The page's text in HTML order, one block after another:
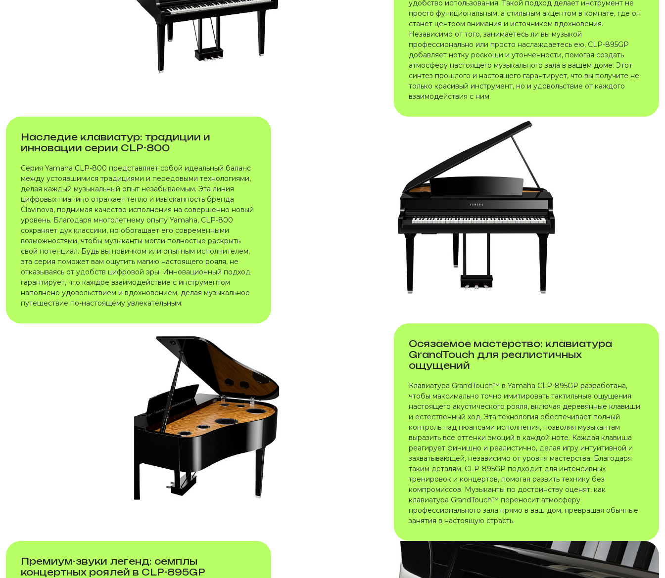
удобство использования. Такой подход делает инструмент не
просто функциональным, а стильным акцентом в комнате, где он
станет центром внимания и источником вдохновения.
Независимо от того, занимаетесь ли вы музыкой
профессионально или просто наслаждаетесь ею, CLP-895GP
добавляет нотку роскоши и утонченности, помогая создать
атмосферу настоящего музыкального зала в вашем доме. Этот
синтез прошлого и настоящего гарантирует, что вы получите не
только красивый инструмент, но и удовольствие от каждого
взаимодействия с ним.
Наследие клавиатур: традиции и
инновации серии CLP-800
Серия Yamaha CLP-800 представляет собой идеальный баланс
между устоявшимися традициями и передовыми технологиями,
делая каждый музыкальный опыт незабываемым. Эта линия
цифровых пианино отражает тепло и изысканность бренда
Clavinova, поднимая качество исполнения на совершенно новый
уровень. Благодаря многолетнему опыту Yamaha, CLP-800
сохраняет дух классики, но обогащает его современными
возможностями, чтобы музыканты могли полностью раскрыть
свой потенциал. Будь вы новичком или опытным исполнителем,
эта серия поможет вам ощутить магию настоящего рояля, не
отказываясь от удобств цифровой эры. Инновационный подход
гарантирует, что каждое взаимодействие с инструментом
наполнено удовольствием и вдохновением, делая музыкальное
путешествие по-настоящему увлекательным.
Осязаемое мастерство: клавиатура
GrandTouch для реалистичных
ощущений
Клавиатура GrandTouch™ в Yamaha CLP-895GP разработана,
чтобы максимально точно имитировать тактильные ощущения
настоящего акустического рояля, включая деревянные клавиши
и естественный ход. Эта технология обеспечивает полный
контроль над нюансами исполнения, позволяя музыкантам
выразить все оттенки эмоций в каждой ноте. Каждая клавиша
реагирует финишно и реалистично, делая игру интуитивной и
захватывающей, независимо от уровня мастерства. Благодаря
таким деталям, CLP-895GP подходит для интенсивных
тренировок и концертов, помогая развить технику без
компромиссов. Музыканты по достоинству оценят, как
клавиатура GrandTouch™ переносит атмосферу
профессионального зала прямо в ваш дом, превращая обычные
занятия в настоящую страсть.
Премиум-звуки легенд: семплы
концертных роялей в CLP-895GP